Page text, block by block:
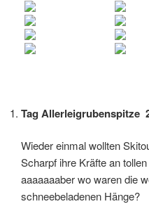
Tag Allerleigrubenspitze
Wieder einmal wollten
Scharpf ihre Kräfte an
aaaaaaaber wo waren die
schneebeladenen Hänge?